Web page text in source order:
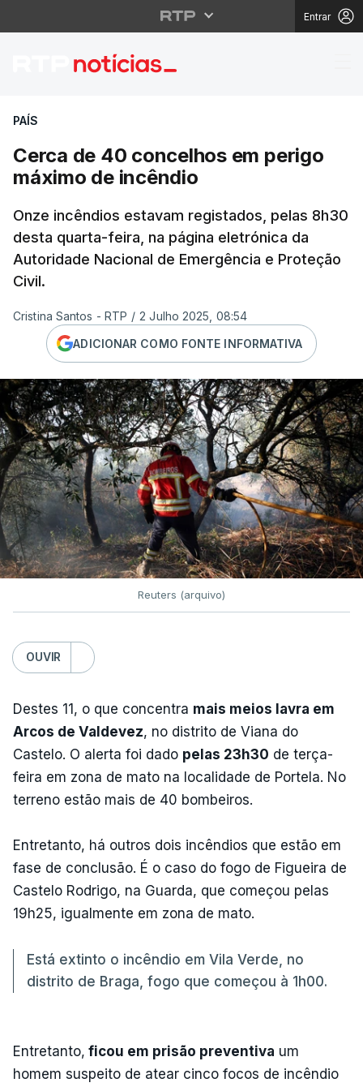
Entrar
Cerca de 40
PAÍS
Cerca de 40 concelhos em perigo
máximo de incêndio
Onze incêndios estavam registados, pelas 8h30
desta quarta-feira, na página eletrónica da
Autoridade Nacional de Emergência e Proteção
Civil.
Cristina Santos - RTP / 2 Julho 2025, 08:54
ADICIONAR COMO FONTE INFORMATIVA
Reuters (arquivo)
OUVIR
Destes 11, o que concentra mais meios lavra em
Arcos de Valdevez, no distrito de Viana do
Castelo. O alerta foi dado pelas 23h30 de terça-
feira em zona de mato na localidade de Portela. No
terreno estão mais de 40 bombeiros.
Entretanto, há outros dois incêndios que estão em
fase de conclusão. É o caso do fogo de Figueira de
Castelo Rodrigo, na Guarda, que começou pelas
19h25, igualmente em zona de mato.
Está extinto o incêndio em Vila Verde, no
distrito de Braga, fogo que começou à 1h00.
Entretanto, ficou em prisão preventiva um
homem suspeito de atear cinco focos de incêndio